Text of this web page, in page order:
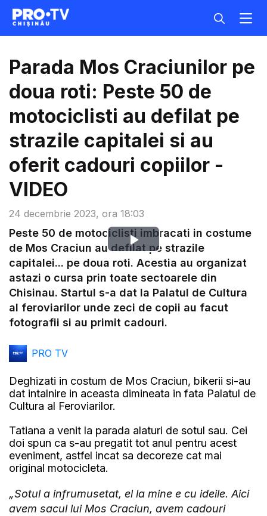
24 decembrie 2023, ora 18:03
Parada Mos Craciunilor pe
doua roti: Peste 50 de
motociclisti au defilat pe
strazile capitalei si au
oferit cadouri copiilor -
VIDEO
Play
Video
Peste 50 de motociclisti imbracati in costume
de Mos Craciun au defilat pe strazile
capitalei... pe doua roti. Acestia au organizat
astazi o cursa prin toate sectoarele din
Chisinau. Startul s-a dat la Palatul de Cultura
al feroviarilor unde zeci de copii au facut
fotografii si au primit cadouri.
PRO TV
Deghizati in costum de Mos Craciun, bikerii si-au
dat intalnire in aceasta dimineata in fata Palatul de
Cultura al Feroviarilor.
Tatiana a venit la parada alaturi de sotul sau. Cei
doi spun ca s-au pregatit tot anul pentru acest
eveniment, astfel incat sa decoreze cat mai
original motocicleta.
„Sotul a infrumusetat, el la mine e cu ideile. Aici
avem sacul lui Mos Craciun, avem cadouri